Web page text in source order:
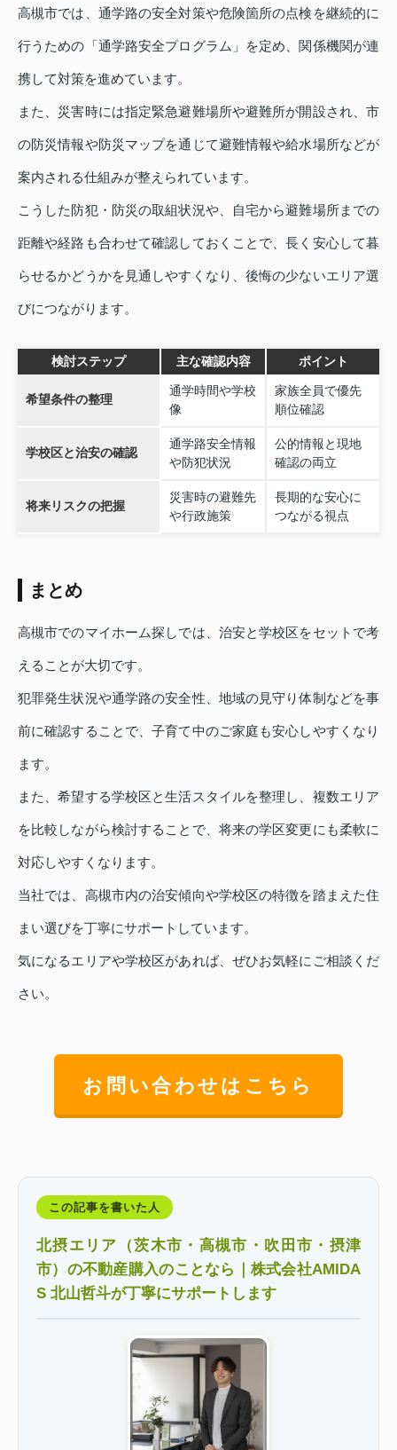
高槻市では、通学路の安全対策や危険箇所の点検を継続的に
行うための「通学路安全プログラム」を定め、関係機関が連
携して対策を進めています。
また、災害時には指定緊急避難場所や避難所が開設され、市
の防災情報や防災マップを通じて避難情報や給水場所などが
案内される仕組みが整えられています。
こうした防犯・防災の取組状況や、自宅から避難場所までの
距離や経路も合わせて確認しておくことで、長く安心して暮
らせるかどうかを見通しやすくなり、後悔の少ないエリア選
びにつながります。
検討ステップ 主な確認内容 ポイント
希望条件の整理
通学時間や学校
像
家族全員で優先
順位確認
学校区と治安の確認
通学路安全情報
や防犯状況
公的情報と現地
確認の両立
将来リスクの把握
災害時の避難先
や行政施策
長期的な安心に
つながる視点
まとめ
高槻市でのマイホーム探しでは、治安と学校区をセットで考
えることが大切です。
犯罪発生状況や通学路の安全性、地域の見守り体制などを事
前に確認することで、子育て中のご家庭も安心しやすくなり
ます。
また、希望する学校区と生活スタイルを整理し、複数エリア
を比較しながら検討することで、将来の学区変更にも柔軟に
対応しやすくなります。
当社では、高槻市内の治安傾向や学校区の特徴を踏まえた住
まい選びを丁寧にサポートしています。
気になるエリアや学校区があれば、ぜひお気軽にご相談くだ
さい。
お問い合わせはこちら
この記事を書いた人
北摂エリア（茨木市・高槻市・吹田市・摂津
市）の不動産購入のことなら｜株式会社AMIDA
S 北山哲斗が丁寧にサポートします